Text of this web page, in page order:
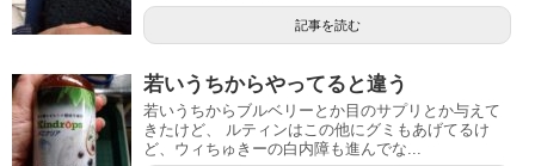
記事を読む
若いうちからやってると違う
若いうちからブルベリーとか目のサプリとか与えて
きたけど、 ルティンはこの他にグミもあげてるけ
ど、ウィちゅきーの白内障も進んでな...